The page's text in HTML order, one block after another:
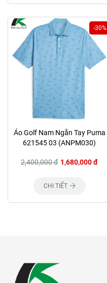
-30%
Áo Golf Nam Ngắn Tay Puma
621545 03 (ANPM030)
2,400,000 đ 1,680,000 đ
CHI TIẾT